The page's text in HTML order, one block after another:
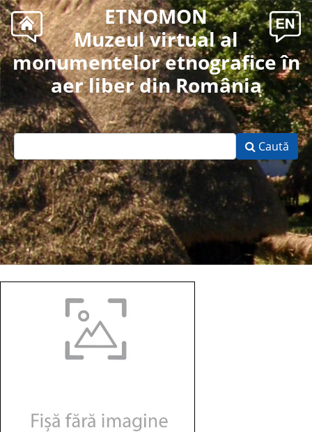
ETNOMON
Muzeul virtual al
monumentelor etnografice în
aer liber din România
Caută